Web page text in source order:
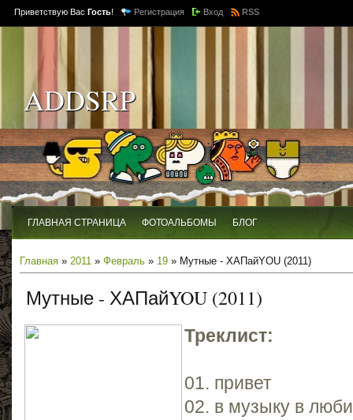
Приветствую Вас Гость! Регистрация Вход RSS
ADDSRP
ГЛАВНАЯ СТРАНИЦА ФОТОАЛЬБОМЫ БЛОГ
Главная » 2011 » Февраль » 19 » Мутные - ХАПайYOU (2011)
Мутные - ХАПайYOU (2011)
Треклист:
01. привет
02. в музыку в